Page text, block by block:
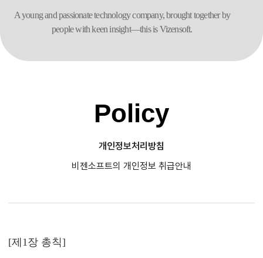
A young and passionate technology company,brought together by
people with keen insight—this is Vizensoft.
Policy
개인정보처리방침
비젠소프트의 개인정보 취급안내
[제1장 총칙]